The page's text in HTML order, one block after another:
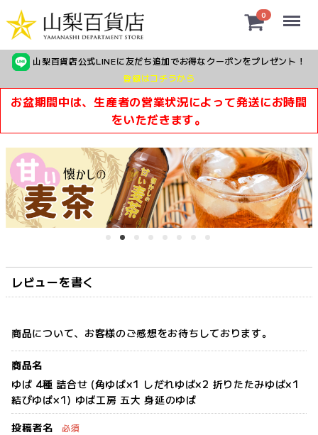
0 Menu
山梨百貨店公式LINEに友だち追加でお得なクーポンをプレゼント！
登録はコチラから
お盆期間中は、生産者の営業状況によって発送にお時間
をいただきます。
レビューを書く
商品について、お客様のご感想をお待ちしております。
商品名
ゆば 4種 詰合せ (角ゆば×1 しだれゆば×2 折りたたみゆば×1
結びゆば×1) ゆば工房 五大 身延のゆば
投稿者名
必須